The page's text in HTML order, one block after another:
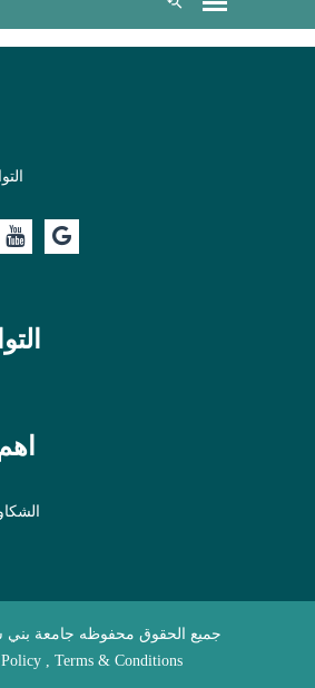
جميع الحقوق محفوظه جامعة بني
, Terms & Conditions